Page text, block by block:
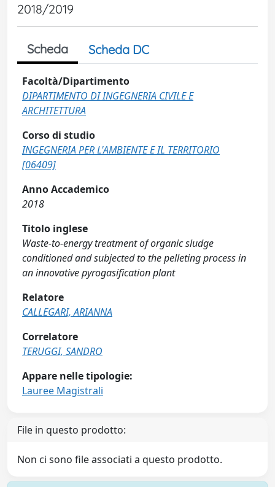
2018/2019
Scheda Scheda DC
Facoltà/Dipartimento
DIPARTIMENTO DI INGEGNERIA CIVILE E
ARCHITETTURA
Corso di studio
INGEGNERIA PER L'AMBIENTE E IL TERRITORIO
[06409]
Anno Accademico
2018
Titolo inglese
Waste-to-energy treatment of organic sludge
conditioned and subjected to the pelleting process in
an innovative pyrogasification plant
Relatore
CALLEGARI, ARIANNA
Correlatore
TERUGGI, SANDRO
Appare nelle tipologie:
Lauree Magistrali
File in questo prodotto:
Non ci sono file associati a questo prodotto.